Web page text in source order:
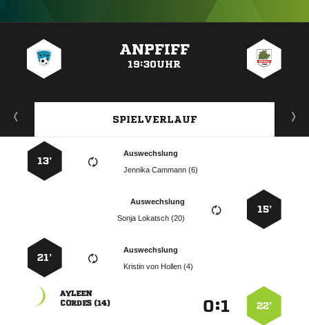
ANPFIFF
19:30UHR
SPIELVERLAUF
Auswechslung
  
13’
15’
Auswechslung
  
Auswechslung
   
21’
22’
:

 